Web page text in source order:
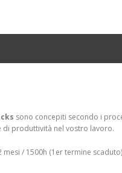
sono concepiti secondo i
di produttività nel vostro lavoro.
mesi / 1500h (1er termine